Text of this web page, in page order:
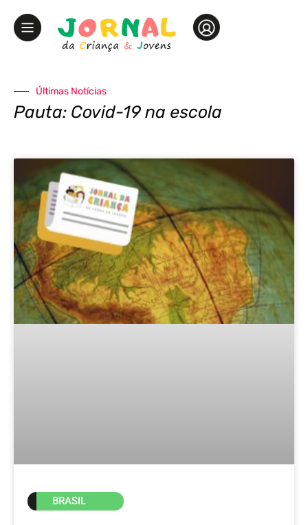
Últimas Notícias
Pauta: Covid-19 na escola
BRASIL